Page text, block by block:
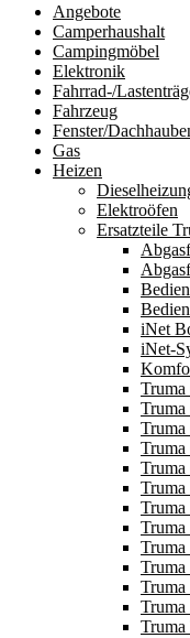
Angebote
Camperhaushalt
Campingmöbel
Elektronik
Fahrrad-/
Fahrzeug
Fenster/
Gas
Heizen
Elektroöfen
Ersatzteile
iNet
iNet-
Truma
Truma
Truma
Truma
Truma
Truma
Truma
Truma
Truma
Truma